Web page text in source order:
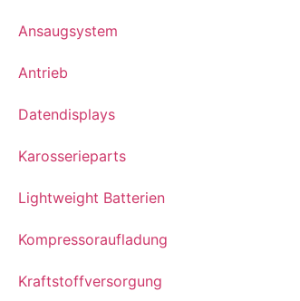
Ansaugsystem
Antrieb
Datendisplays
Karosserieparts
Lightweight Batterien
Kompressoraufladung
Kraftstoffversorgung